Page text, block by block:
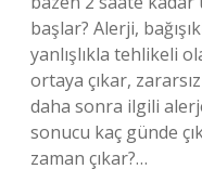
başlar? Alerji,
yanlışlıkla tehlikeli
ortaya çıkar,
daha sonra ilgili
sonucu kaç günde
zaman çıkar?…